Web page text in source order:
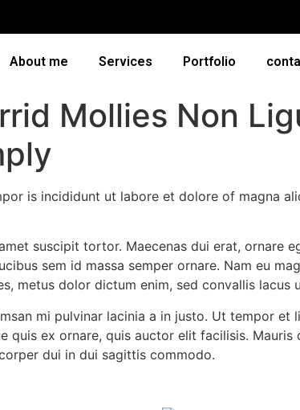
About me Services Portfolio
Mollies Non
is incididunt ut labore et dolore of magna
suscipit tortor. Maecenas dui erat, ornare
sem id massa semper ornare. Nam eu
metus dolor dictum enim, sed convallis lacus
mi pulvinar lacinia a in justo. Ut tempor
quis ex ornare, quis auctor elit facilisis.
dui in dui sagittis commodo.